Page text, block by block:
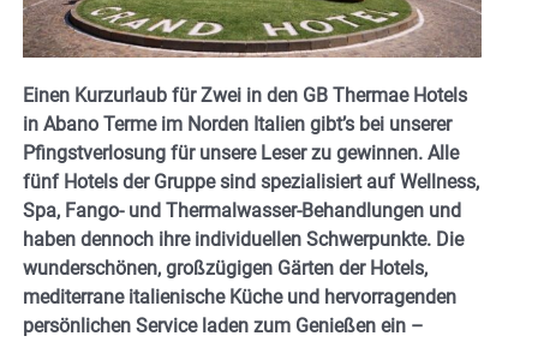
Einen Kurzurlaub für Zwei in den GB Thermae Hotels
in Abano Terme im Norden Italien gibt’s bei unserer
Pfingstverlosung für unsere Leser zu gewinnen. Alle
fünf Hotels der Gruppe sind spezialisiert auf Wellness,
Spa, Fango- und Thermalwasser-Behandlungen und
haben dennoch ihre individuellen Schwerpunkte. Die
wunderschönen, großzügigen Gärten der Hotels,
mediterrane italienische Küche und hervorragenden
persönlichen Service laden zum Genießen ein –